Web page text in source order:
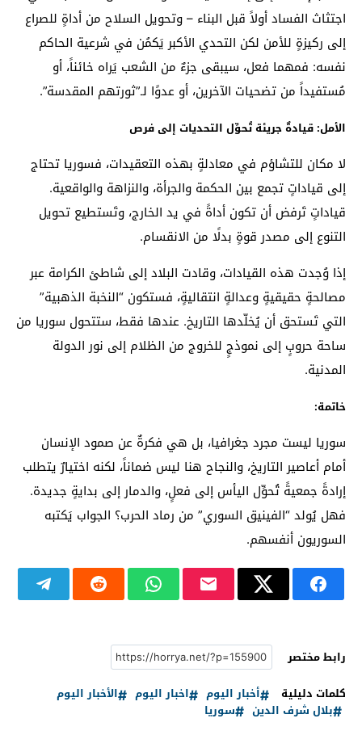
اجتثاث الفساد أولاً قبل البناء – وتحويل السلاح من أداةٍ للصراع
إلى ركيزةٍ للأمن لكن التحدي الأكبر يَكمُن في شرعية الحاكم
نفسه: فمهما فعل، سيبقى جزءٌ من الشعب يَراه خائناً، أو
مُستفيداً من تضحيات الآخرين، أو عدوًا لـ”ثورتهم المقدسة”.
الأمل: قيادةٌ جريئة تُحوِّل التحديات إلى فرص
لا مكان للتشاؤم في معادلةٍ بهذه التعقيدات، فسوريا تحتاج
إلى قياداتٍ تجمع بين الحكمة والجرأة، والنزاهة والواقعية.
قياداتٍ تَرفض أن تكون أداةً في يد الخارج، وتَستطيع تحويل
التنوع إلى مصدر قوةٍ بدلًا من الانقسام.
إذا وُجدت هذه القيادات، وقادت البلاد إلى شاطئ الكرامة عبر
مصالحةٍ حقيقيةٍ وعدالةٍ انتقاليةٍ، فستكون “النخبة الذهبية”
التي تَستحق أن يُخلّدها التاريخ. عندها فقط، ستتحول سوريا من
ساحة حروبٍ إلى نموذجٍ للخروج من الظلام إلى نور الدولة
المدنية.
خاتمة:
سوريا ليست مجرد جغرافيا، بل هي فكرةٌ عن صمود الإنسان
أمام أعاصير التاريخ، والنجاح هنا ليس ضماناً، لكنه اختيارٌ يتطلب
إرادةً جمعيةً تُحوِّل اليأس إلى فعلٍ، والدمار إلى بدايةٍ جديدة.
فهل يُولد “الفينيق السوري” من رماد الحرب؟ الجواب يَكتبه
السوريون أنفسهم.
رابط مختصر
كلمات دليلية
أخبار اليوم اخبار اليوم
الأخبار اليوم
بلال شرف الدين
سوريا